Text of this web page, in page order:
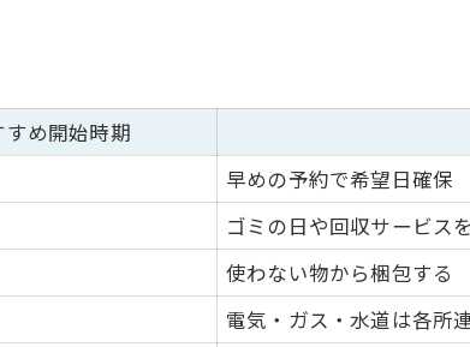
引越し準備で押さえるべき優先順位
家族構成別の引越し計画ポイント
スムーズな引越しのための段取りを解説
引越し段取りの全体像を表で把握
ステップ別に進める引越し準備術
引越し作業の優先順位の付け方
すめ開始時期
早めの予約で希望日確保
ゴミの日や回収サービス
使わない物から梱包する
電気・ガス・水道は各所